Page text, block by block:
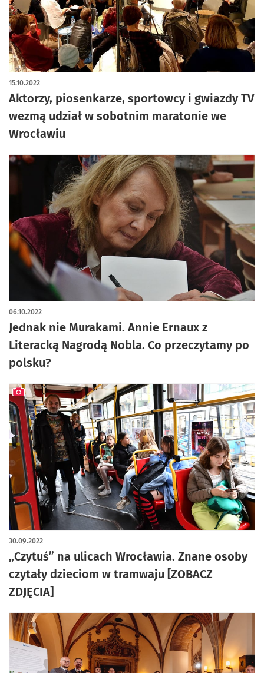
Aktorzy, piosenkarze, sportowcy i gwiazdy TV
wezmą udział w sobotnim maratonie we
Wrocławiu
15.10.2022
Jednak nie Murakami. Annie Ernaux z
Literacką Nagrodą Nobla. Co przeczytamy po
polsku?
06.10.2022
„Czytuś” na ulicach Wrocławia. Znane osoby
czytały dzieciom w tramwaju [ZOBACZ
ZDJĘCIA]
30.09.2022
artykuł z galerią zdjęć